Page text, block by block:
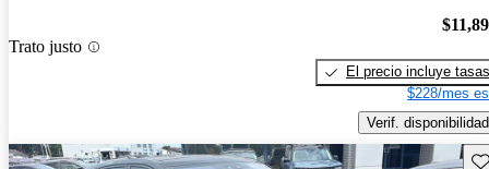
Trato justo
El precio incluye tasas
$228/mes
Verif. disponibilidad